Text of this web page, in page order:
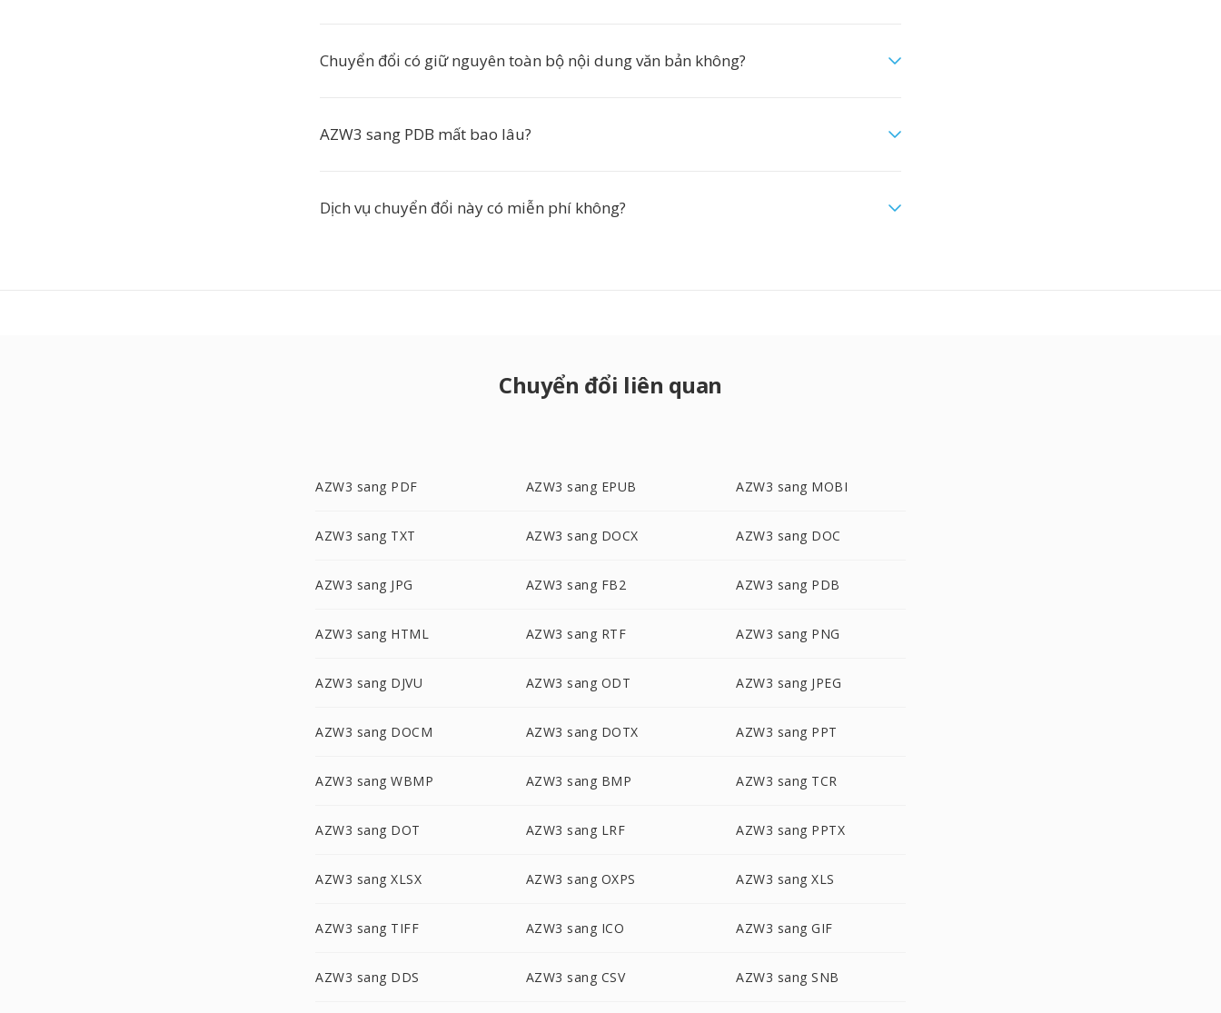
Chuyển đổi có giữ nguyên toàn bộ nội dung văn bản không?
AZW3 sang PDB mất bao lâu?
Dịch vụ chuyển đổi này có miễn phí không?
Chuyển đổi liên quan
AZW3 sang PDF AZW3 sang EPUB AZW3 sang MOBI
AZW3 sang TXT AZW3 sang DOCX AZW3 sang DOC
AZW3 sang JPG AZW3 sang FB2 AZW3 sang PDB
AZW3 sang HTML AZW3 sang RTF AZW3 sang PNG
AZW3 sang DJVU AZW3 sang ODT AZW3 sang JPEG
AZW3 sang DOCM AZW3 sang DOTX AZW3 sang PPT
AZW3 sang WBMP AZW3 sang BMP AZW3 sang TCR
AZW3 sang DOT AZW3 sang LRF AZW3 sang PPTX
AZW3 sang XLSX AZW3 sang OXPS AZW3 sang XLS
AZW3 sang TIFF AZW3 sang ICO AZW3 sang GIF
AZW3 sang DDS AZW3 sang CSV AZW3 sang SNB